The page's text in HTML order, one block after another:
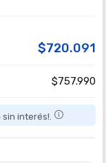
$720.091
$757.990
sin interés!.